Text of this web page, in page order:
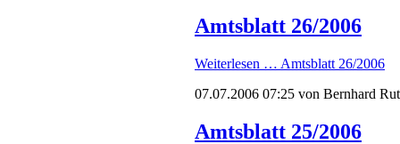
Amtsblatt 26/2006
Weiterlesen … Amtsblatt 26/2006
07.07.2006 07:25 von Bernhard
Amtsblatt 25/2006